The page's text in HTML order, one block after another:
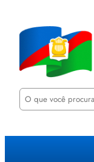
P
u